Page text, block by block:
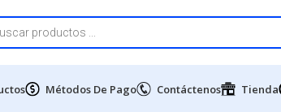
Métodos De Pago Contáctenos Tienda